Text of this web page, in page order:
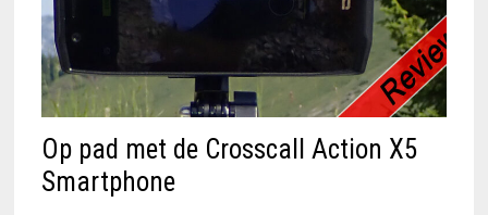
Op pad met de Crosscall Action X5
Smartphone